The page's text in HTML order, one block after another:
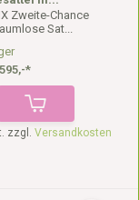
Zweite-Chance
Sat...
595,-*
zzgl. Versandkosten